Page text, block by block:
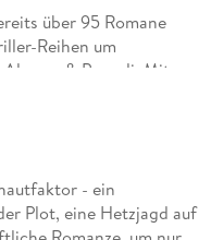
über 95 Romane
Reihen um
& Pescoli. Mit
hat sie mehrere
- ein
Plot, eine Hetzjagd auf